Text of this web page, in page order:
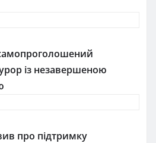
із незавершеною
про підтримку